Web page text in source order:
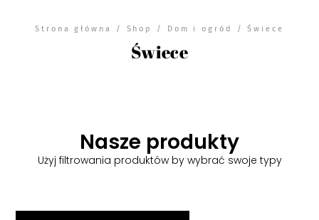
Strona główna / Shop / Dom i ogród / Świece
Świece
Nasze produkty
Użyj filtrowania produktów by wybrać swoje typy